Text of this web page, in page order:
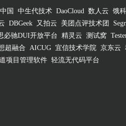
国 中生代技术 DaoCloud 数人云 饿
DBGeek 又拍云 美团点评技术团
必驰DUI开放平台 精灵云 测试窝
超融合 AICUG 宜信技术学院 京东云
项目管理软件 轻流无代码平台